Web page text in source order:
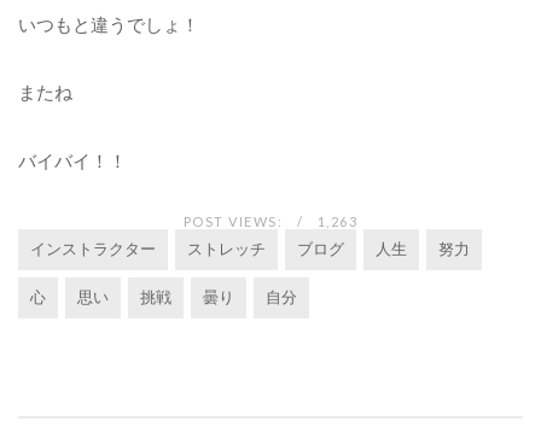
いつもと違うでしょ！
またね
バイバイ！！
POST VIEWS: 1,263
インストラクター ストレッチ ブログ 人生 努力
心 思い 挑戦 曇り 自分